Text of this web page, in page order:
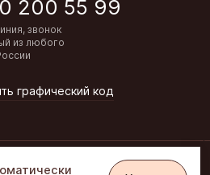
200 55 99
звонок
из любого
графический код
магазин «Алёнка»